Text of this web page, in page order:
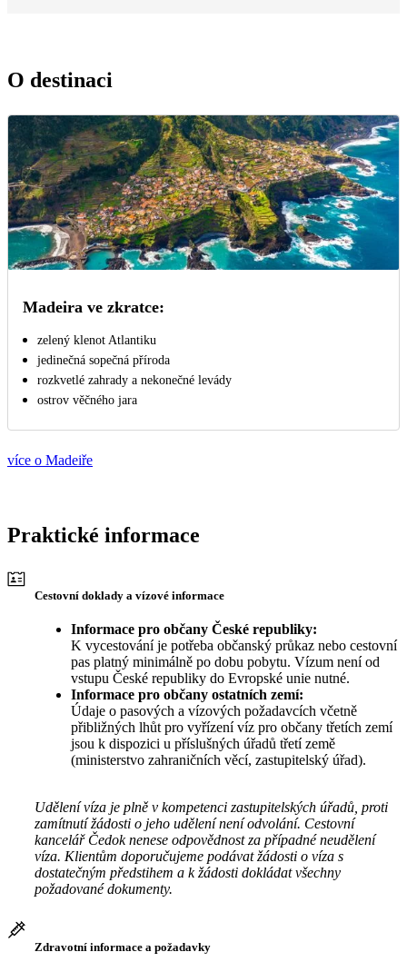
O destinaci
Madeira ve zkratce:
zelený klenot Atlantiku
jedinečná sopečná příroda
rozkvetlé zahrady a nekonečné levády
ostrov věčného jara
více o Madeiře
Praktické informace
Cestovní doklady a vízové informace
Informace pro občany České republiky:
K vycestování je potřeba občanský průkaz nebo cestovní
pas platný minimálně po dobu pobytu. Vízum není od
vstupu České republiky do Evropské unie nutné.
Informace pro občany ostatních zemí:
Údaje o pasových a vízových požadavcích včetně
přibližných lhůt pro vyřízení víz pro občany třetích zemí
jsou k dispozici u příslušných úřadů třetí země
(ministerstvo zahraničních věcí, zastupitelský úřad).
Udělení víza je plně v kompetenci zastupitelských úřadů, proti
zamítnutí žádosti o jeho udělení není odvolání. Cestovní
kancelář Čedok nenese odpovědnost za případné neudělení
víza. Klientům doporučujeme podávat žádosti o víza s
dostatečným předstihem a k žádosti dokládat všechny
požadované dokumenty.
Zdravotní informace a požadavky